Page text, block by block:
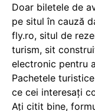
Doar biletele de
pe situl în cauză
fly.ro, situl de
turism, sit
electronic pentru
Pachetele
ce cei interesați
Ați citit bine,